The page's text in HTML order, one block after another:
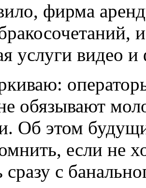
фирма
услуги видео
обязывают
Об этом
если не
сразу с